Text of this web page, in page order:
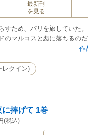
最新刊
を見る
すため、パリを旅していた
のマルコスと恋に落ちるの
作
レクイン)
に捧げて 1巻
(税込)